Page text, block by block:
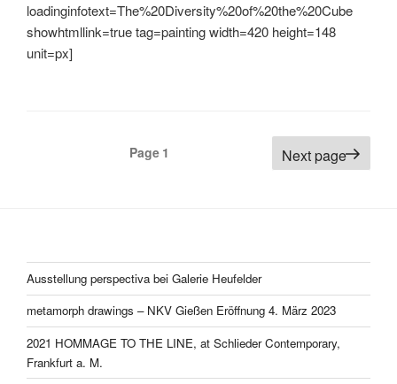
loadinginfotext=The%20Diversity%20of%20the%20Cube
showhtmllink=true tag=painting width=420 height=148
unit=px]
Page 1 Next page
Ausstellung perspectiva bei Galerie Heufelder
metamorph drawings – NKV Gießen Eröffnung 4. März 2023
2021 HOMMAGE TO THE LINE, at Schlieder Contemporary,
Frankfurt a. M.